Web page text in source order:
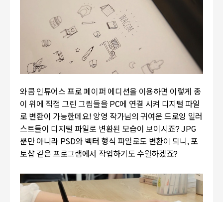
와콤 인튜어스 프로 페이퍼 에디션을 이용하면 이렇게 종
이 위에 직접 그린 그림들을 PC에 연결 시켜 디지털 파일
로 변환이 가능한데요! 앙영 작가님의 귀여운 드로잉 일러
스트들이 디지털 파일로 변환된 모습이 보이시죠? JPG
뿐만 아니라 PSD와 벡터 형식 파일로도 변환이 되니, 포
토샵 같은 프로그램에서 작업하기도 수월하겠죠?